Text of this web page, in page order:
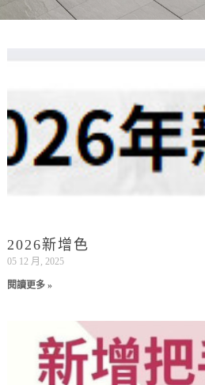
2026新增色
05 12 月, 2025
閱讀更多 »